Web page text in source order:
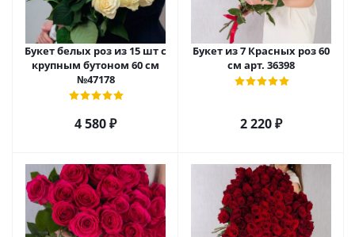
Букет белых роз из 15 шт с
крупным бутоном 60 см
№47178
4 580₽
Букет из 7 Красных роз 60
см арт. 36398
2 220₽